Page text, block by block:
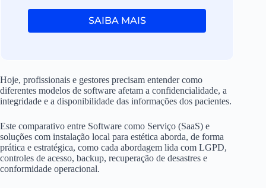
SAIBA MAIS
Hoje, profissionais e gestores precisam entender como
diferentes modelos de software afetam a confidencialidade, a
integridade e a disponibilidade das informações dos pacientes.
Este comparativo entre Software como Serviço (SaaS) e
soluções com instalação local para estética aborda, de forma
prática e estratégica, como cada abordagem lida com LGPD,
controles de acesso, backup, recuperação de desastres e
conformidade operacional.